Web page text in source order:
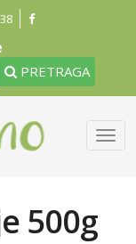
PRETRAGA
500g